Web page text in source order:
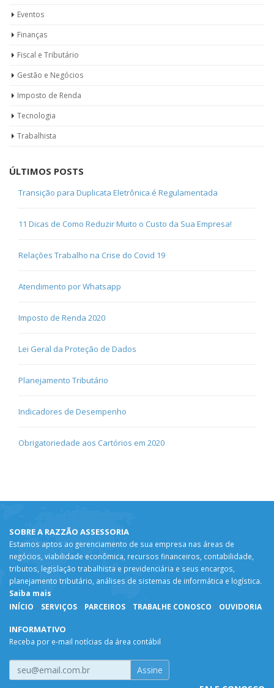
Eventos
Finanças
Fiscal e Tributário
Gestão e Negócios
Imposto de Renda
Tecnologia
Trabalhista
ÚLTIMOS POSTS
Transição para Duplicata Eletrônica é Regulamentada
11 Dicas de Como Reduzir Muito o Custo da Sua Empresa!
Relações Trabalho na Crise do Covid 19
Atendimento por Whatsapp
Imposto de Renda 2020
Lei Geral da Proteção de Dados
Planejamento Tributário
Indicadores de Desempenho
Obrigatoriedade aos Cartórios em 2020
SOBRE A RAZZÃO ASSESSORIA
Estamos aptos ao gerenciamento de sua empresa nas áreas de
negócios, viabilidade econômica, recursos financeiros, contabilidade,
tributos, legislação trabalhista e previdenciária e seus encargos,
planejamento tributário, análises de sistemas de informática e logística.
Saiba mais
INÍCIO
SERVIÇOS PARCEIROS TRABALHE CONOSCO OUVIDORIA
INFORMATIVO
Receba por e-mail notícias da área contábil